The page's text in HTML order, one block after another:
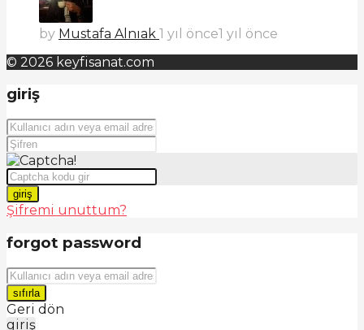
by Mustafa Alnıak 1 yıl önce1 yıl önce
© 2026 keyfisanat.com
giriş
giriş
Şifremi unuttum?
forgot password
sıfırla
Geri dön
giriş